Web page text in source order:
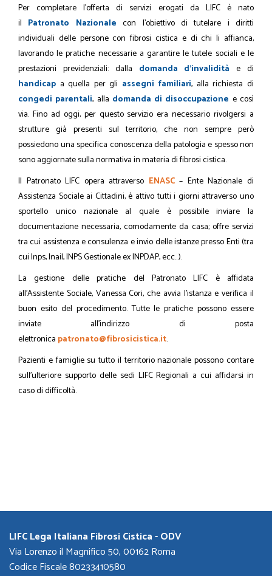
Per completare l’offerta di servizi erogati da LIFC è nato
il Patronato Nazionalecon l’obiettivo di tutelare i diritti
individuali delle persone con fibrosi cistica e di chi li affianca,
lavorando le pratiche necessarie a garantire le tutele sociali e le
prestazioni previdenziali: dalla domanda d’invaliditàe di
handicap a quella per gli assegni familiari, alla richiesta di
congedi parentali, alla domanda di disoccupazione e così
via. Fino ad oggi, per questo servizio era necessario rivolgersi a
strutture già presenti sul territorio, che non sempre però
possiedono una specifica conoscenza della patologia e spesso non
sono aggiornate sulla normativa in materia di fibrosi cistica.
Il Patronato LIFC opera attraverso ENASC– Ente Nazionale di
Assistenza Sociale ai Cittadini, è attivo tutti i giorni attraverso uno
sportello unico nazionale al quale è possibile inviare la
documentazione necessaria, comodamente da casa; offre servizi
tra cui assistenza e consulenza e invio delle istanze presso Enti (tra
cui Inps, Inail, INPS Gestionale ex INPDAP, ecc…).
La gestione delle pratiche del Patronato LIFC è affidata
all’Assistente Sociale, Vanessa Cori, che avvia l’istanza e verifica il
buon esito del procedimento. Tutte le pratiche possono essere
inviate all’indirizzo di posta
elettronica patronato@fibrosicistica.it.
Pazienti e famiglie su tutto il territorio nazionale possono contare
sull’ulteriore supporto delle sedi LIFC Regionali a cui affidarsi in
caso di difficoltà.
LIFC Lega Italiana Fibrosi Cistica - ODV
Via Lorenzo il Magnifico 50, 00162 Roma
Codice Fiscale 80233410580